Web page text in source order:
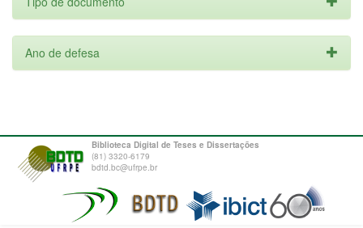
Ano de defesa
Biblioteca Digital de Teses e Dissertações
(81) 3320-6179
bdtd.bc@ufrpe.br